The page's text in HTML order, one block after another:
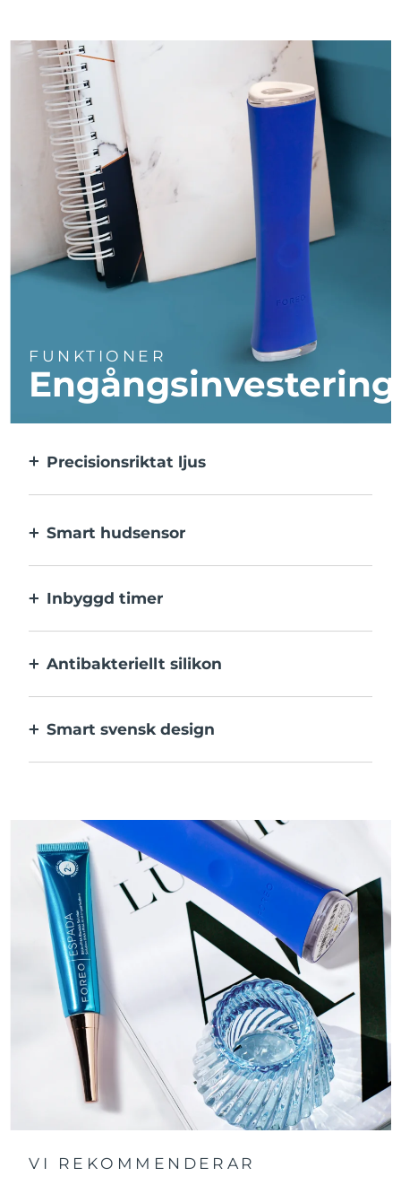
FUNKTIONER
Engångsinvestering
Precisionsriktat ljus
Smart hudsensor
huden, för optimal säkerhet.
Inbyggd timer
Antibakteriellt silikon
Smart svensk design
VI REKOMMENDERAR
Förenade
Arabemiraten
Förväntad leverans
Storbritannien Förväntad leverans 8/12/26
USA Förväntad leverans
Uzbekistan Förväntad leverans 8/17/26
Vietnam Förväntad leverans8/18/26